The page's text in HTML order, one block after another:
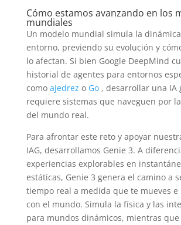
Cómo estamos avanzando en los
mundiales
Un modelo mundial simula la
entorno, previendo su evolución y
lo afectan. Si bien Google DeepMind
historial de agentes para entornos
como ajedrez o Go, desarrollar una IA
requiere sistemas que naveguen por
del mundo real.
Para afrontar este reto y apoyar
IAG, desarrollamos Genie 3. A
experiencias explorables en
estáticas, Genie 3 genera el camino a
tiempo real a medida que te mueves e
con el mundo. Simula la física y las
para mundos dinámicos, mientras que